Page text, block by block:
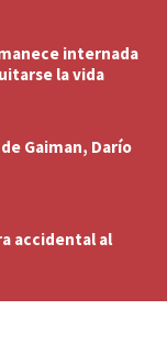
internada
la vida
Gaiman, Darío
accidental al